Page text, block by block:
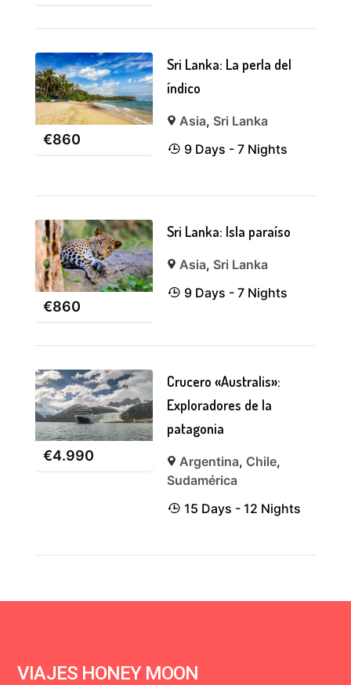
€860
Sri Lanka: La perla del
índico
Asia, Sri Lanka
9 Days - 7 Nights
€860
Sri Lanka: Isla paraíso
Asia, Sri Lanka
9 Days - 7 Nights
€4.990
Crucero «Australis»:
Exploradores de la
patagonia
Argentina, Chile,
Sudamérica
15 Days - 12 Nights
VIAJES HONEY MOON